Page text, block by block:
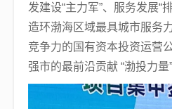
发建设“主力军”、服务发展“
造环渤海区域最具城市服务
竞争力的国有资本投资运营
强市的最前沿贡献 “渤投力量”